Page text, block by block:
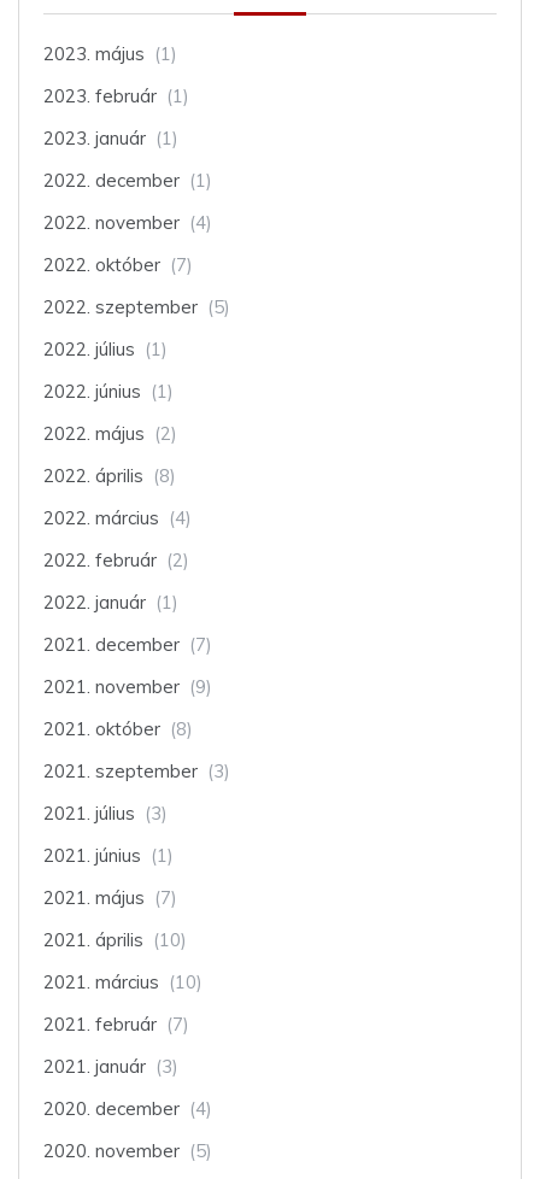
2023. május (1)
2023. február (1)
2023. január (1)
2022. december (1)
2022. november (4)
2022. október (7)
2022. szeptember (5)
2022. július (1)
2022. június (1)
2022. május (2)
2022. április (8)
2022. március (4)
2022. február (2)
2022. január (1)
2021. december (7)
2021. november (9)
2021. október (8)
2021. szeptember (3)
2021. július (3)
2021. június (1)
2021. május (7)
2021. április (10)
2021. március (10)
2021. február (7)
2021. január (3)
2020. december (4)
2020. november (5)